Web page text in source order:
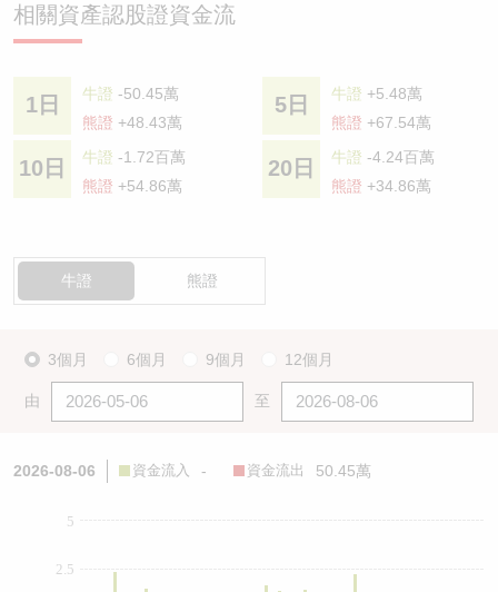
相關資產認股證資金流
1日 牛證 -50.45萬
熊證 +48.43萬
5日 牛證 +5.48萬
熊證 +67.54萬
10日 牛證 -1.72百萬
熊證 +54.86萬
20日 牛證 -4.24百萬
熊證 +34.86萬
牛證 熊證
3個月 6個月 9個月 12個月
由 至
2026-08-06 資金流入 - 資金流出 50.45萬
2.5
5